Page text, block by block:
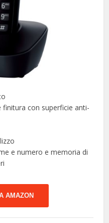
con superficie anti-
e numero e memoria di
AMAZON